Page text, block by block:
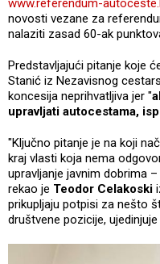
www.referendum-
novosti vezane za
nalaziti zasad 60-ak
Predstavljajući pitanje koje
Stanić iz Nezavisnog
koncesija neprihvatljiva jer "
upravljati autocestama,
"Ključno pitanje je na koji
kraj vlasti koja nema
upravljanje javnim dobrima
rekao je Teodor Celakoski
prikupljaju potpisi za nešto
društvene pozicije,